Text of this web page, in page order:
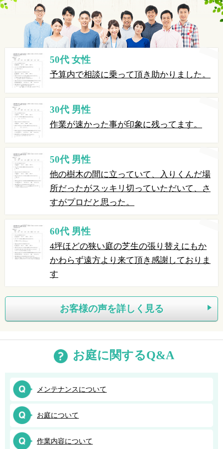
50代 女性
予算内で相談に乗って頂き助かりました。
30代 男性
作業が速かった事が印象に残ってます。
50代 男性
他の樹木の間に立っていて、入りくんだ場
所だったがスッキリ切っていただいて、さ
すがプロだと思った。
60代 男性
4坪ほどの狭い庭の芝生の張り替えにもか
かわらず遠方より来て頂き感謝しておりま
す
お客様の声を詳しく見る
お庭に関するQ&A
メンテナンスについて
お庭について
作業内容について